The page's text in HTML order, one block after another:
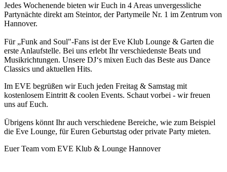
Jedes Wochenende bieten wir Euch in 4 Areas unvergessliche
Partynächte direkt am Steintor, der Partymeile Nr. 1 im Zentrum von
Hannover.
Für „Funk and Soul"-Fans ist der Eve Klub Lounge & Garten die
erste Anlaufstelle. Bei uns erlebt Ihr verschiedenste Beats und
Musikrichtungen. Unsere DJ‘s mixen Euch das Beste aus Dance
Classics und aktuellen Hits.
Im EVE begrüßen wir Euch jeden Freitag & Samstag mit
kostenlosem Eintritt & coolen Events. Schaut vorbei - wir freuen
uns auf Euch.
Übrigens könnt Ihr auch verschiedene Bereiche, wie zum Beispiel
die Eve Lounge, für Euren Geburtstag oder private Party mieten.
Euer Team vom EVE Klub & Lounge Hannover